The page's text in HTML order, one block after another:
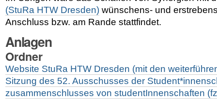
(StuRa HTW Dresden)wünschens- und
Anschluss bzw. am Rande stattfindet.
Anlagen
Ordner
Website StuRa HTW Dresden (mit den
Sitzung des 52. Ausschusses der
zusammenschlusses von studentInnenschaften